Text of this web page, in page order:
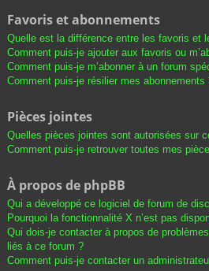
Favoris et abonnements
Quelle est la différence entre les favoris et
Comment puis-je ajouter aux favoris ou
Comment puis-je m’abonner à un forum
Comment puis-je résilier mes abonnements
Pièces jointes
Quelles pièces jointes sont autorisées sur
Comment puis-je retrouver toutes mes
À propos de phpBB
Qui a développé ce logiciel de forum de
Pourquoi la fonctionnalité X n’est pas
Qui dois-je contacter à propos de problèmes
liés à ce forum ?
Comment puis-je contacter un